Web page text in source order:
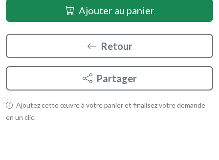
Ajouter au panier
Retour
Partager
Ajoutez cette œuvre à votre panier et finalisez votre demande
en un clic.